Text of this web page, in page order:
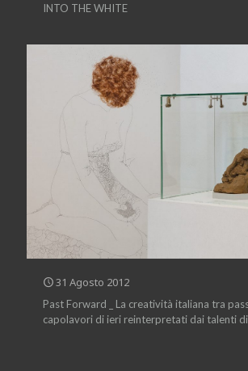
INTO THE WHITE
31 Agosto 2012
Past Forward _ La creatività italiana tra
capolavori di ieri reinterpretati dai talenti